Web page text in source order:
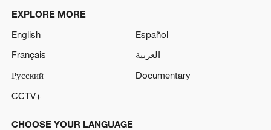
EXPLORE MORE
English
Español
Français
العربية
Русский
Documentary
CCTV+
CHOOSE YOUR LANGUAGE